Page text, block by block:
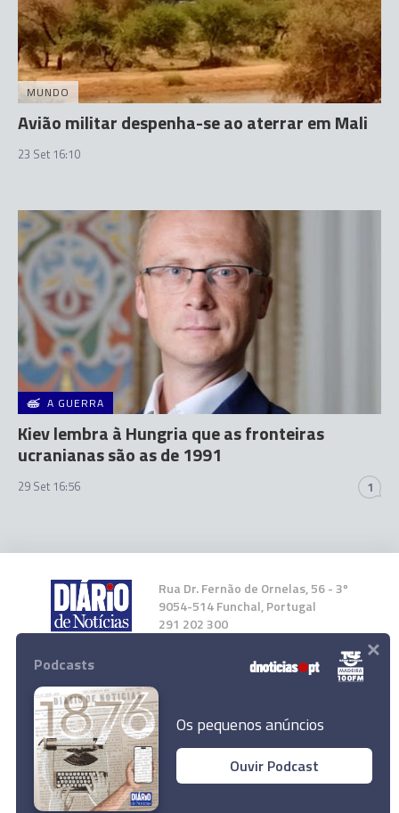
MUNDO
Avião militar despenha-se ao aterrar em Mali
23 Set 16:10
A GUERRA
Kiev lembra à Hungria que as fronteiras
ucranianas são as de 1991
29 Set 16:56 1
Rua Dr. Fernão de Ornelas, 56 - 3º
9054-514 Funchal, Portugal
291 202 300
Instale a nossa App
© 2023 Empresa Diário de Notícias, Lda.
Todos os direitos reservados.
Podcasts
Os pequenos anúncios
Ouvir Podcast
×